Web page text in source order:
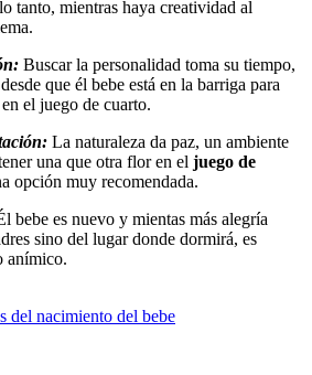
tanto, mientras haya creatividad al
Buscar la personalidad toma su tiempo,
que él bebe está en la barriga para
el juego de cuarto.
La naturaleza da paz, un ambiente
una que otra flor en el juego de
opción muy recomendada.
bebe es nuevo y mientas más alegría
sino del lugar donde dormirá, es
anímico.
del nacimiento del bebe